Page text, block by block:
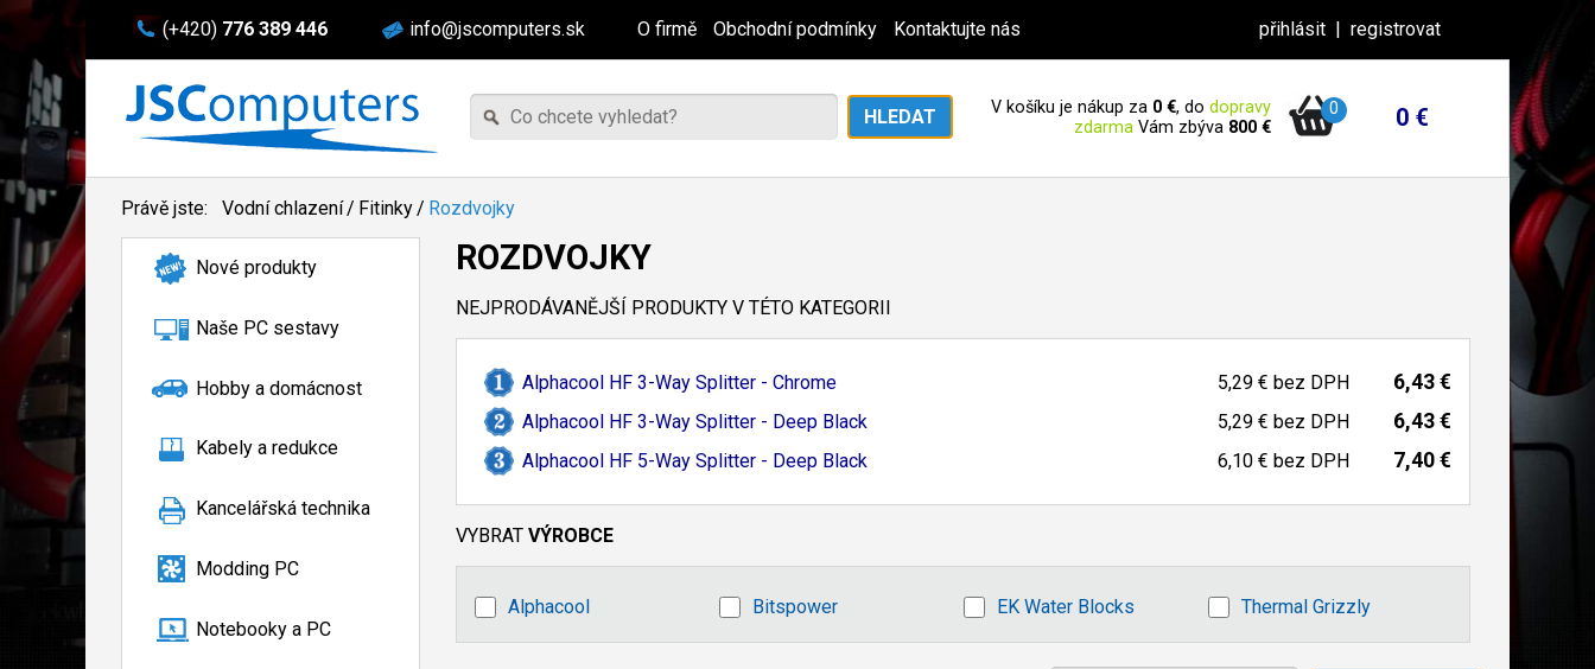
(+420) 776 389 446 info@jscomputers.sk O firmě Obchodní podmínky Kontaktujte nás přihlásit | registrovat
V košíku je nákup za 0 €, do dopravy
zdarma Vám zbýva 800 €
0 0 €
Právě jste: Vodní chlazení/ Fitinky/ Rozdvojky
Nové produkty
Naše PC sestavy
Hobby a domácnost
Kabely a redukce
Kancelářská technika
Modding PC
Notebooky a PC
ROZDVOJKY
NEJPRODÁVANĚJŠÍ PRODUKTY V TÉTO KATEGORII
Alphacool HF 3-Way Splitter - Chrome 5,29 € bez DPH 6,43 €
Alphacool HF 3-Way Splitter - Deep Black 5,29 € bez DPH 6,43 €
Alphacool HF 5-Way Splitter - Deep Black 6,10 € bez DPH 7,40 €
VYBRAT VÝROBCE
Alphacool Bitspower EK Water Blocks Thermal Grizzly